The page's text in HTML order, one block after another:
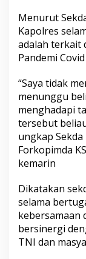
Menurut
Kapolres
adalah terkait
Pandemi
“Saya tidak
menunggu
menghadapi
tersebut
ungkap
Forkopimda
kemarin
Dikatakan
selama
kebersamaan
bersinergi
TNI dan